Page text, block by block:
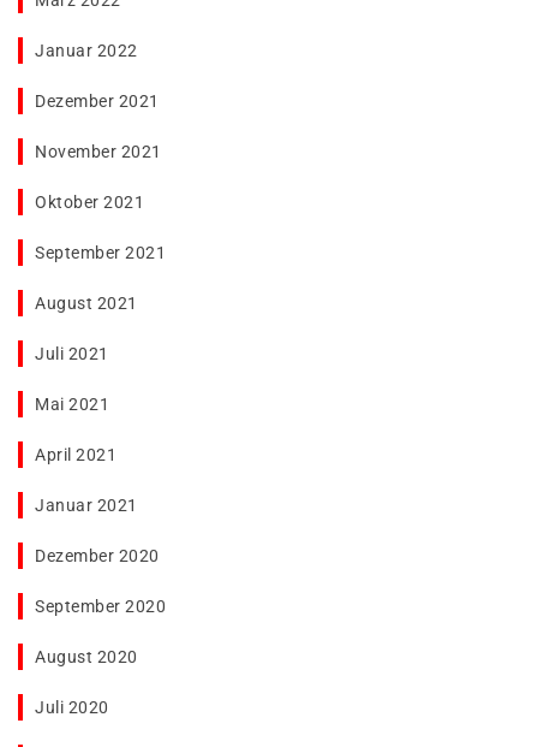
Januar 2022
Dezember 2021
November 2021
Oktober 2021
September 2021
August 2021
Juli 2021
Mai 2021
April 2021
Januar 2021
Dezember 2020
September 2020
August 2020
Juli 2020